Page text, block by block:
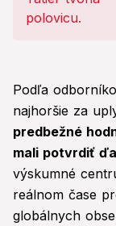
Podľa
najhoršie za
predbežné
mali potvrdiť
výskumné
reálnom čase
globálnych